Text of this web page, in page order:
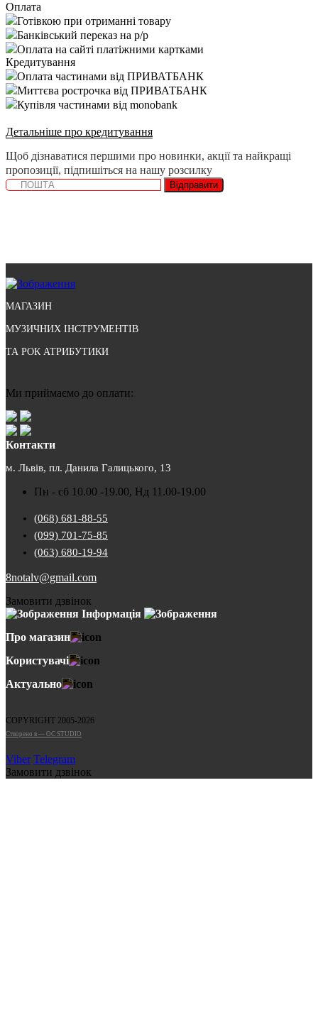
Оплата
Готівкою при отриманні товару
Банківський переказ на р/р
Оплата на сайті платіжними картками
Кредитування
Оплата частинами від ПРИВАТБАНК
Миттєва рострочка від ПРИВАТБАНК
Купівля частинами від monobank
Детальніше про кредитування
Щоб дізнаватися першими про новинки, акції та найкращі
пропозиції, підпишіться на нашу розсилку
Відправити
МАГАЗИН
МУЗИЧНИХ ІНСТРУМЕНТІВ
ТА РОК АТРИБУТИКИ
Ми приймаємо до оплати:
Контакти
м. Львів, пл. Данила Галицького, 13
Пн - сб 10.00 -19.00, Нд 11.00-19.00
(068) 681-88-55
(099) 701-75-85
(063) 680-19-94
8notalv@gmail.com
Замовити дзвінок
Інформація
Про магазин
Користувачі
Актуально
COPYRIGHT 2005-2026
Cтворено в — OC STUDIO
Viber Telegram
Замовити дзвінок